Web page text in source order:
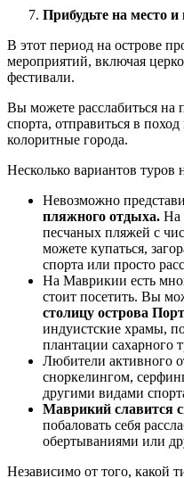
Прибудьте на место
В этот период на острове
мероприятий, включая
фестивали.
Вы можете расслабиться на
спорта, отправиться в
колоритные города.
Несколько вариантов
Невозможно
пляжного отдыха. На
песчаных пляжей с
можете купаться,
спорта или просто
На Маврикии есть
стоит посетить. Вы
столицу острова
индуистские храмы,
плантации сахарного
Любители активного
сноркелингом,
другими видами
Маврикий славится
побаловать себя
обертываниями или
Независимо от того, какой